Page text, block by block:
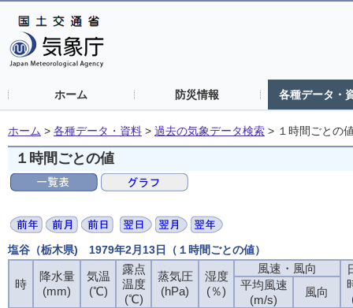
ホーム 防災情報 各種データ・
ホーム > 各種データ・資料 > 過去の気象データ検索 > １時間ごとの
１時間ごとの値
塩谷（栃木県) 1979年2月13日（１時間ごとの値）
時
降水量
(mm)
気温
(℃)
露点
温度
(℃)
蒸気圧
(hPa)
湿度
(％)
風速・風向
平均風速
(m/s)
風向
時
降水量
(mm)
気温
(℃)
露点
温度
(℃)
蒸気圧
(hPa)
湿度
(％)
風速・風向
平均風速
(m/s)
風向
時
降水量
(mm)
気温
(℃)
露点
温度
(℃)
蒸気圧
(hPa)
湿度
(％)
風速・風向
平均風速
(m/s)
風向
時
降水量
(mm)
気温
(℃)
露点
温度
(℃)
蒸気圧
(hPa)
湿度
(％)
風速・風向
平均風速
(m/s)
風向